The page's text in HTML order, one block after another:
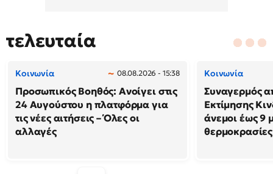
τελευταία
Κοινωνία 08.08.2026 - 15:38
Προσωπικός Βοηθός: Ανοίγει στις
24 Αυγούστου η πλατφόρμα για
τις νέες αιτήσεις – Όλες οι
αλλαγές
Κοινωνία
Συναγερμός
Εκτίμησης
άνεμοι έως 9
θερμοκρασίες